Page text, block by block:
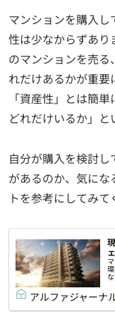
マンションを購入
性は少なからずあり
のマンションを売
れだけあるかが重要
「資産性」とは簡
どれだけいるか」と
自分が購入を検討
があるのか、気に
トを参考にしてみて
アルファジャーナ